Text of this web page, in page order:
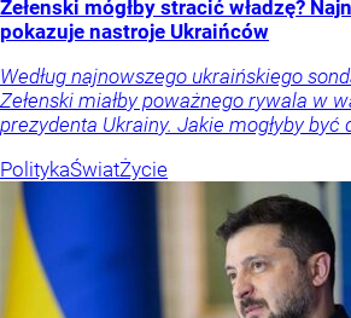
Zełenski mógłby stracić władzę?
pokazuje nastroje Ukraińców
Według najnowszego ukraińskiego
Zełenski miałby poważnego rywala w
prezydenta Ukrainy. Jakie mogłyby być
PolitykaŚwiatŻycie